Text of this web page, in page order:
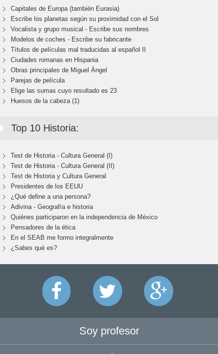
Capitales de Europa (también Eurasia)
Escribe los planetas según su proximidad con el Sol
Vocalista y grupo musical - Escribe sus nombres
Modelos de coches - Escribe su fabricante
Títulos de películas mal traducidas al español II
Ciudades romanas en Hispania
Obras principales de Miguel Ángel
Parejas de película
Elige las sumas cuyo resultado es 23
Huesos de la cabeza (1)
Top 10 Historia:
Test de Historia - Cultura General (I)
Test de Historia - Cultura General (II)
Test de Historia y Cultura General
Presidentes de los EEUU
¿Qué define a una persona?
Adivina - Geografía e historia
Quiénes participaron en la independencia de México
Pensadores de la ética
En el SEAB me formo integralmente
¿Sabes qué es?
Soy profesor